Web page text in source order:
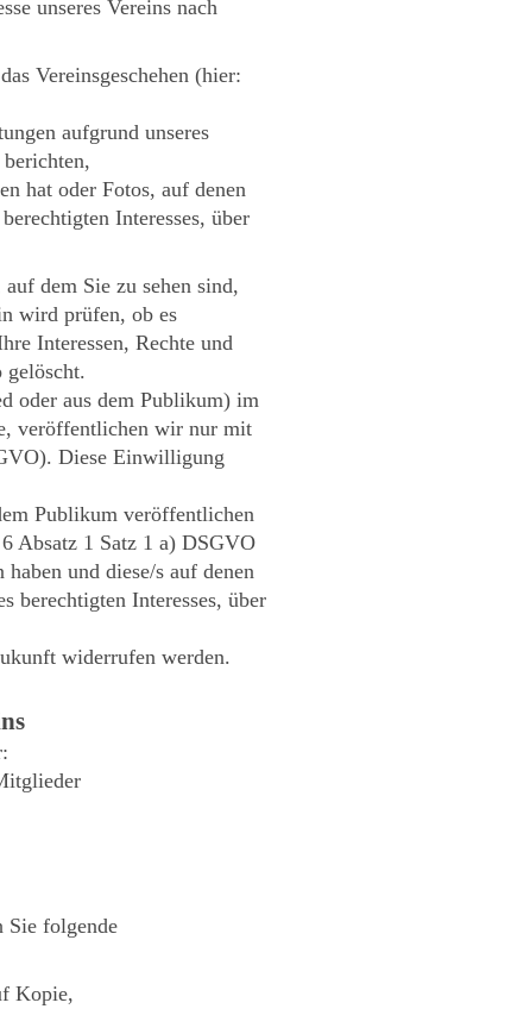
unseres Vereins nach
Vereinsgeschehen (hier:
aufgrund unseres
hat oder Fotos, auf denen
Interesses, über
dem Sie zu sehen sind,
wird prüfen, ob es
Interessen, Rechte und
gelöscht.
oder aus dem Publikum) im
veröffentlichen wir nur mit
Diese Einwilligung
Publikum veröffentlichen
Absatz 1 Satz 1 a) DSGVO
und diese/s auf denen
berechtigten Interesses, über
widerrufen werden.
Sie folgende
Kopie,